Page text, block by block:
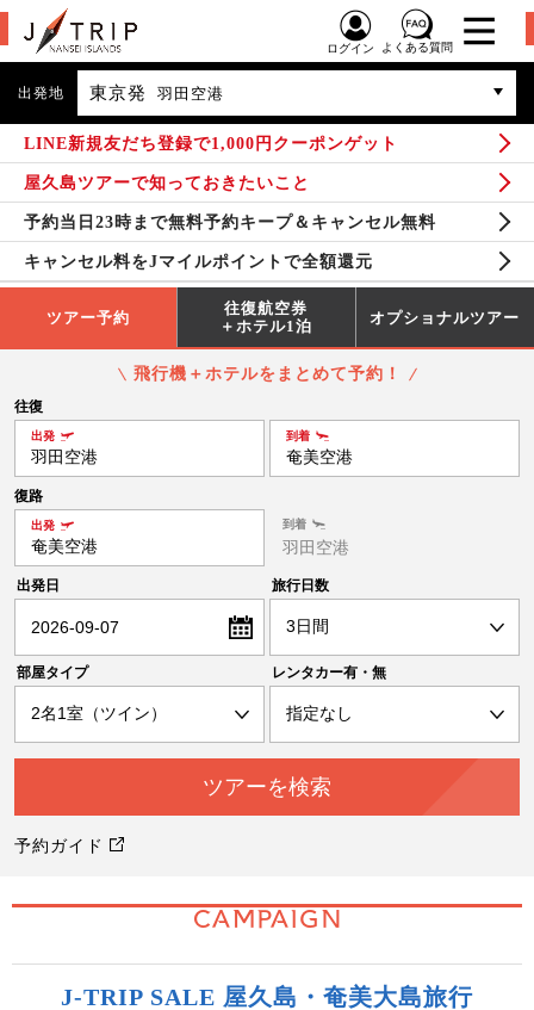
ログイン よくある質問
出発地 東京発 羽田空港
LINE新規友だち登録で1,000円クーポンゲット
屋久島ツアーで知っておきたいこと
予約当日23時まで無料予約キープ＆キャンセル無料
キャンセル料をJマイルポイントで全額還元
ツアー予約
往復航空券
＋ホテル1泊
オプショナルツアー
飛行機＋ホテルをまとめて予約！
出発日
2026-09-07
旅行日数
部屋タイプ レンタカー有・無
往復
出発
羽田空港
到着
奄美空港
復路
出発
奄美空港
到着
羽田空港
予約ガイド
CAMPAIGN
J-TRIP SALE 屋久島・奄美大島旅行